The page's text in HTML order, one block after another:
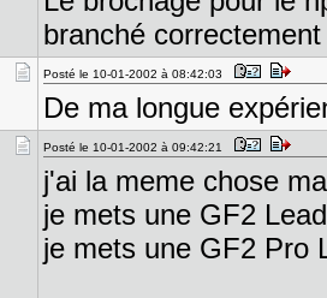
branché correctement
Posté le 10-01-2002 à 08:42:03
De ma longue
Posté le 10-01-2002 à 09:42:21
j'ai la meme chose
je mets une GF2
je mets une GF2 Pro